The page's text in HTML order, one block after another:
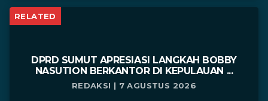
RELATED
DPRD SUMUT APRESIASI LANGKAH BOBBY
NASUTION BERKANTOR DI KEPULAUAN ...
REDAKSI | 7 AGUSTUS 2026